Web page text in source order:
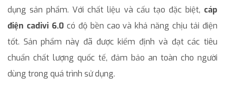
dụng sản phẩm. Với chất liệu và cấu tạo đặc biệt, cáp
điện cadivi 6.0có độ bền cao và khả năng chịu tải điện
tốt. Sản phẩm này đã được kiểm định và đạt các tiêu
chuẩn chất lượng quốc tế, đảm bảo an toàn cho người
dùng trong quá trình sử dụng.